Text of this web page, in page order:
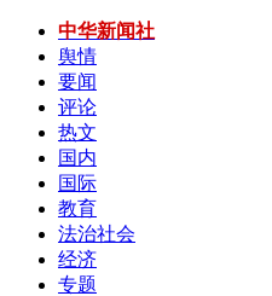
中华新闻社
舆情
要闻
评论
热文
国内
国际
教育
法治社会
经济
专题